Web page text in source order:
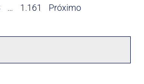
… 1.161 Próximo